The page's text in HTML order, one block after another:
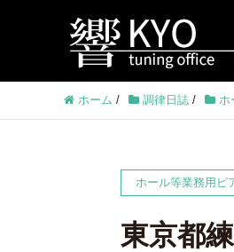
ホーム / 調律日誌 / ホ
ホール等業務用ピ
東京都